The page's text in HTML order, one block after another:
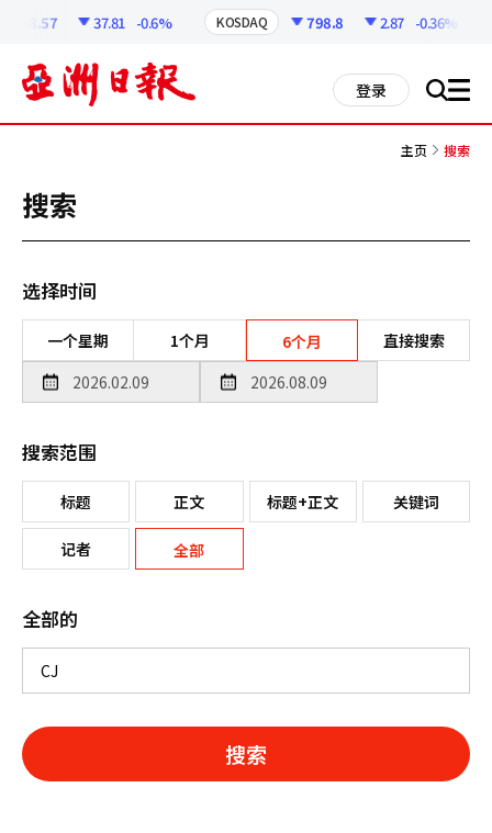
37.81 -0.6% KOSDAQ 798.8 2.87 -0.36%
登录 搜 all
主页 搜索
搜索
选择时间
一个星期 1个月 6个月 直接搜索
搜索范围
标题 正文 标题+正文 关键词
记者 全部
全部的
搜索